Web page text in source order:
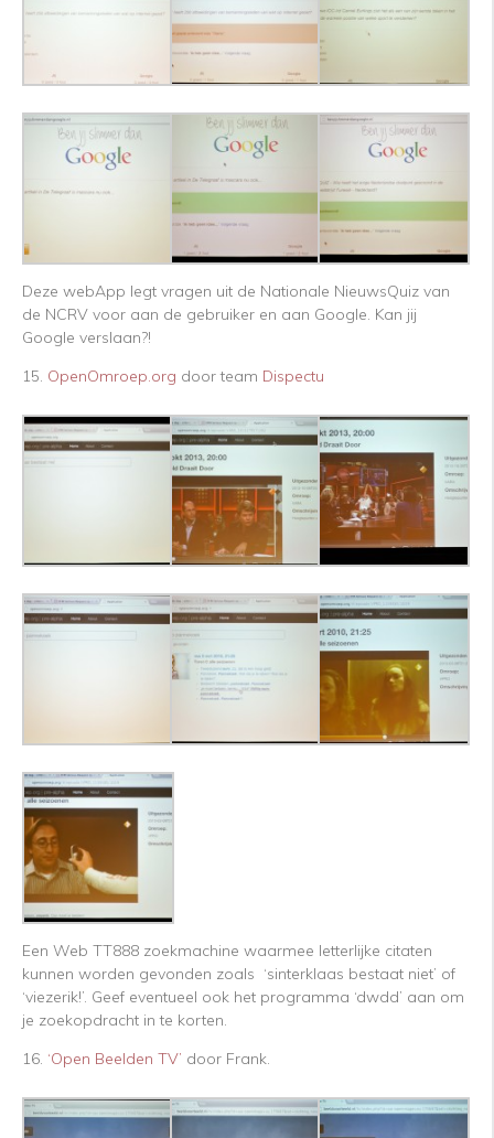
Deze webApp legt vragen uit de Nationale NieuwsQuiz van
de NCRV voor aan de gebruiker en aan Google. Kan jij
Google verslaan?!
15. OpenOmroep.org door team Dispectu
Een Web TT888 zoekmachine waarmee letterlijke citaten
kunnen worden gevonden zoals ‘sinterklaas bestaat niet’ of
‘viezerik!’. Geef eventueel ook het programma ‘dwdd’ aan om
je zoekopdracht in te korten.
16. ‘Open Beelden TV’ door Frank.